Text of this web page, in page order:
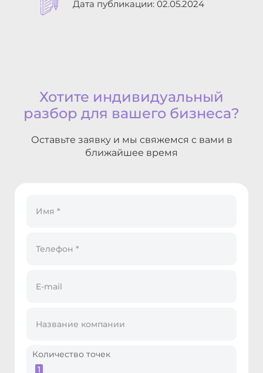
Дата публикации: 02.05.2024
Хотите индивидуальный
разбор для вашего бизнеса?
Оставьте заявку и мы свяжемся с вами в
ближайшее время
Количество точек
1